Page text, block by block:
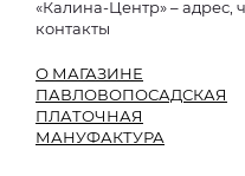
«Калина-Центр» – адрес,
контакты
О МАГАЗИНЕ
ПАВЛОВОПОСАДСКАЯ
ПЛАТОЧНАЯ
МАНУФАКТУРА